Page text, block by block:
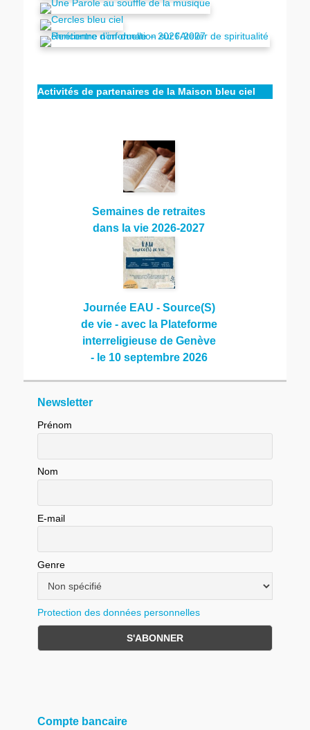
Activités de partenaires de la Maison bleu ciel
Semaines de retraites
dans la vie 2026-2027
Journée EAU - Source(S)
de vie - avec la Plateforme
interreligieuse de Genève
- le 10 septembre 2026
Newsletter
Prénom
Nom
E-mail
Genre
Protection des données personnelles
Compte bancaire